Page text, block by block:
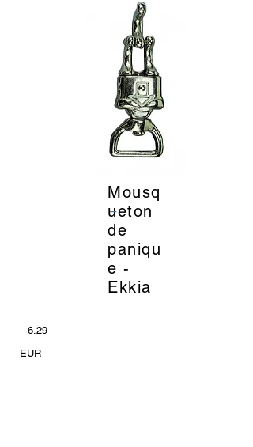
Mousq
ueton
de
paniqu
e -
Ekkia
_
6.29
EUR